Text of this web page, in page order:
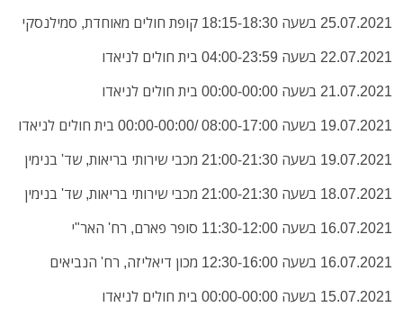
25.07.2021 בשעה 18:15-18:30 קופת חולים מאוחדת, סמילנסקי
22.07.2021 בשעה 04:00-23:59 בית חולים לניאדו
21.07.2021 בשעה 00:00-00:00 בית חולים לניאדו
19.07.2021 בשעה 08:00-17:00 /00:00-00:00 בית חולים לניאדו
19.07.2021 בשעה 21:00-21:30 מכבי שירותי בריאות, שד' בנימין
18.07.2021 בשעה 21:00-21:30 מכבי שירותי בריאות, שד' בנימין
16.07.2021 בשעה 11:30-12:00 סופר פארם, רח' האר"י
16.07.2021 בשעה 12:30-16:00 מכון דיאליזה, רח' הנביאים
15.07.2021 בשעה 00:00-00:00 בית חולים לניאדו